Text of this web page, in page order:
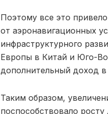
Поэтому все это
от аэронавигационных
инфраструктурного
Европы в Китай и Юго-
дополнительный доход
Таким образом,
поспособствовало